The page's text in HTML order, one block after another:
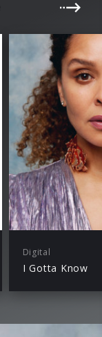
Digital
I Gotta Know